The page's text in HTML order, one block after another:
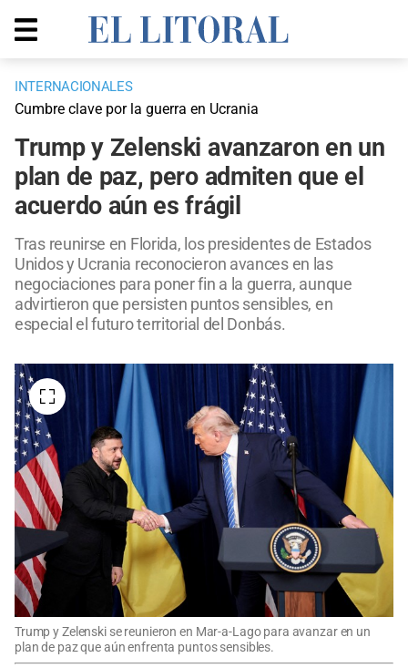
INTERNACIONALES
Cumbre clave por la guerra en Ucrania
Trump y Zelenski avanzaron en un
plan de paz, pero admiten que el
acuerdo aún es frágil
Tras reunirse en Florida, los presidentes de Estados
Unidos y Ucrania reconocieron avances en las
negociaciones para poner fin a la guerra, aunque
advirtieron que persisten puntos sensibles, en
especial el futuro territorial del Donbás.
Trump y Zelenski se reunieron en Mar-a-Lago para avanzar en un
plan de paz que aún enfrenta puntos sensibles.